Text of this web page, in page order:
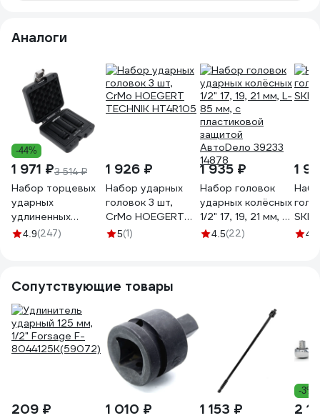
Аналоги
-44%
1 971 ₽3 514 ₽
Набор торцевых
ударных
удлиненных
головок Inforce
4.9(247)
1 926 ₽
Набор ударных
головок 3 шт,
CrMo HOEGERT
TECHNIK HT4R105
5(1)
1 935 ₽
Набор головок
ударных колёсных
1/2" 17, 19, 21 мм, L-
85 мм, с
4.5(22)
1
4.6
Сопутствующие товары
209 ₽ 1 010 ₽ 1 153 ₽
-3%
2